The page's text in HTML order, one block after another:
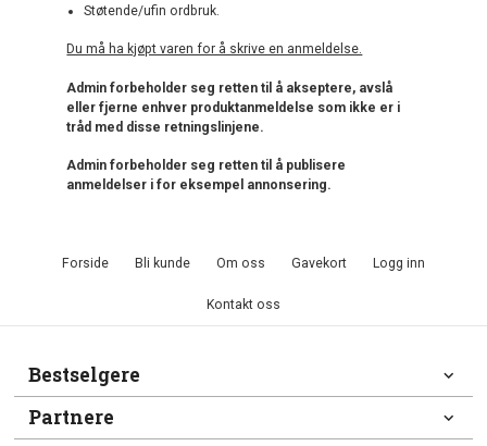
Støtende/ufin ordbruk.
Du må ha kjøpt varen for å skrive en anmeldelse.
Admin forbeholder seg retten til å akseptere, avslå
eller fjerne enhver produktanmeldelse som ikke er i
tråd med disse retningslinjene.
Admin forbeholder seg retten til å publisere
anmeldelser i for eksempel annonsering.
Forside Bli kunde Om oss Gavekort Logg inn
Kontakt oss
Bestselgere
Partnere